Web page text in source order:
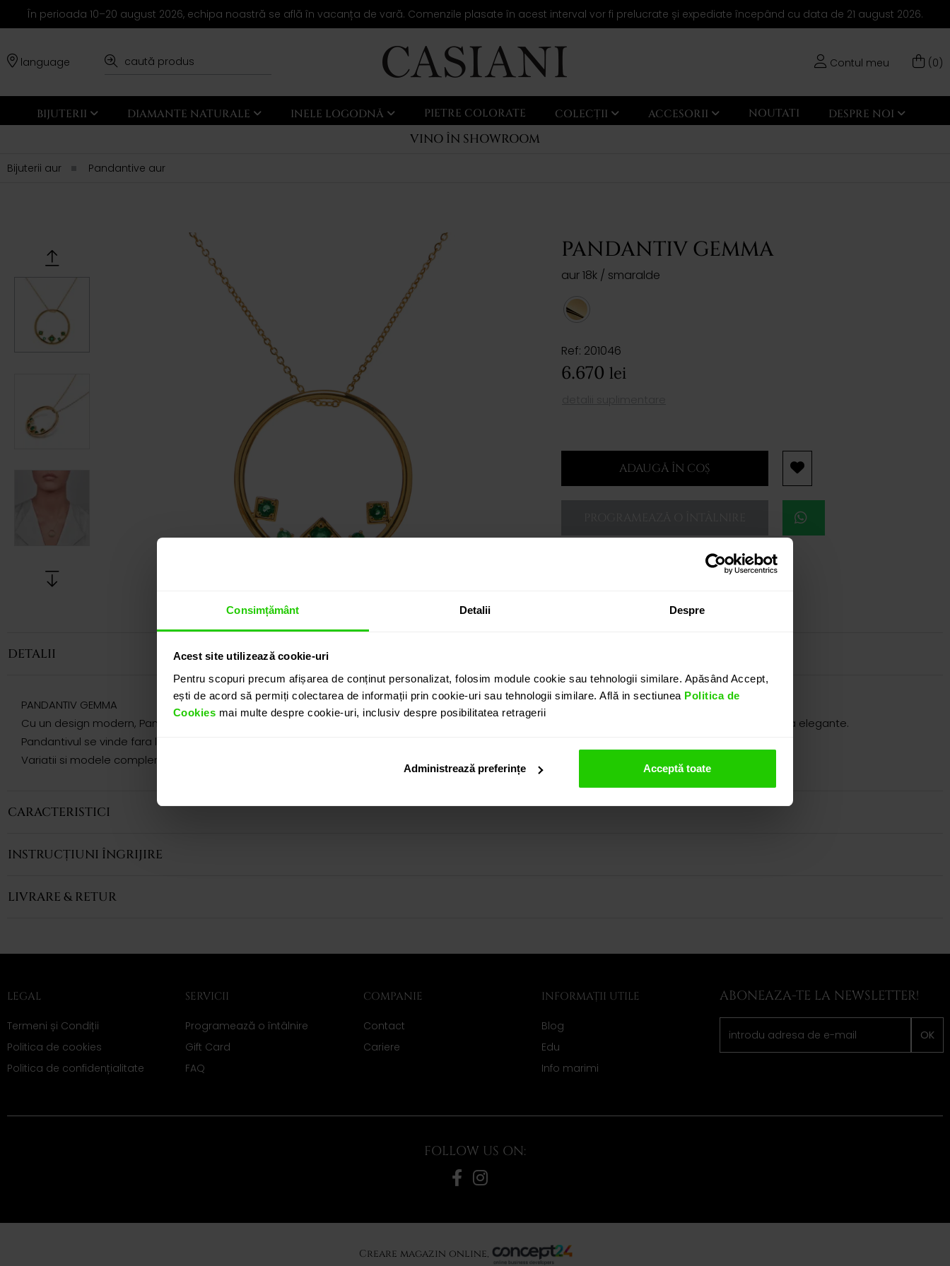
Consimțământ Detalii Despre
Acest site utilizează cookie-uri
Pentru scopuri precum afișarea de conținut personalizat, folosim module cookie sau tehnologii similare. Apăsând Accept,
ești de acord să permiți colectarea de informații prin cookie-uri sau tehnologii similare. Află in sectiunea Politica de
Cookies mai multe despre cookie-uri, inclusiv despre posibilitatea retragerii
Administrează preferințe Acceptă toate
În perioada 10–20 august 2026, echipa noastră se află în vacanța de vară. Comenzile plasate în acest interval vor fi prelucrate și expediate începând cu data de 21 august 2026.
language Contul meu (0)
BIJUTERII DIAMANTE NATURALE INELE LOGODNĂ PIETRE COLORATE COLECȚII ACCESORII NOUTATI DESPRE NOI
VINO ÎN SHOWROOM
Bijuterii aur Pandantive aur
PANDANTIV GEMMA
aur 18k / smaralde
Ref: 201046
6.670 lei
ADAUGĂ ÎN COȘ
DETALII
PANDANTIV GEMMA
Cu un design modern, Pandantivul CASIANI GEMMA relizat in aur galben de 18k cu smaralde este o bijuterie potrivita atat unei tinute lejere cat si uneia elegante.
Pandantivul se vinde fara lant, acesta putand fi achizitionat separat.
Variatii si modele complementare acestui produs puteti regasi atat in colectia prezentata pe site cat si vizitand showroom-ul nostru.
CARACTERISTICI
INSTRUCȚIUNI ÎNGRIJIRE
LIVRARE & RETUR
LEGAL
Termeni și Condiții
Politica de cookies
Politica de confidențialitate
SERVICII
Programează o întâlnire
Gift Card
FAQ
COMPANIE
Contact
Cariere
INFORMAȚII UTILE
Blog
Edu
Info marimi
ABONEAZA-TE LA NEWSLETTER!
OK
FOLLOW US ON:
Creare magazin online,